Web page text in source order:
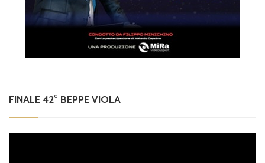
FINALE 42° BEPPE VIOLA